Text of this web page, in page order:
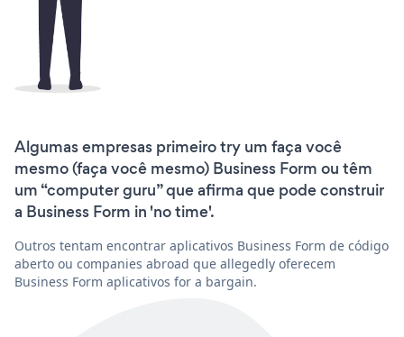
Algumas empresas primeiro try um faça você
mesmo (faça você mesmo) Business Form ou têm
um “computer guru” que afirma que pode construir
a Business Form in 'no time'.
Outros tentam encontrar aplicativos Business Form de código
aberto ou companies abroad que allegedly oferecem
Business Form aplicativos for a bargain.